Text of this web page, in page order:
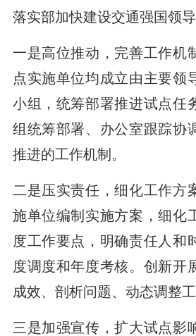
落实部加快建设交通强国领导
一是高位推动，完善工作机
点实施单位均成立由主要领
小组，统筹部署推进试点任
组统筹部署、办公室跟踪协
推进的工作机制。
二是压实责任，细化工作方
施单位编制实施方案，细化
度工作要点，明确责任人和
度调度和年度考核。创新开
成效、剖析问题、动态调整工
三是加强宣传，扩大试点影